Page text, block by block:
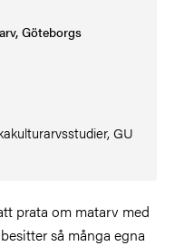
Göteborgs
GU
prata om matarv med
så många egna